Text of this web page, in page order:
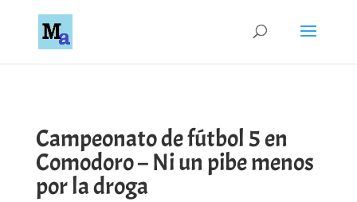
Campeonato de fútbol 5 en
Comodoro – Ni un pibe menos
por la droga